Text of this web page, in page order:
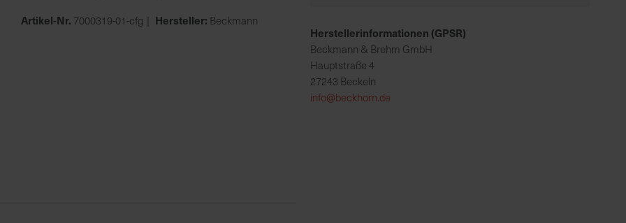
Artikel-Nr. 7000319-01-cfg Hersteller: Beckmann
Herstellerinformationen (GPSR)
Beckmann & Brehm GmbH
Hauptstraße 4
27243 Beckeln
info@beckhorn.de